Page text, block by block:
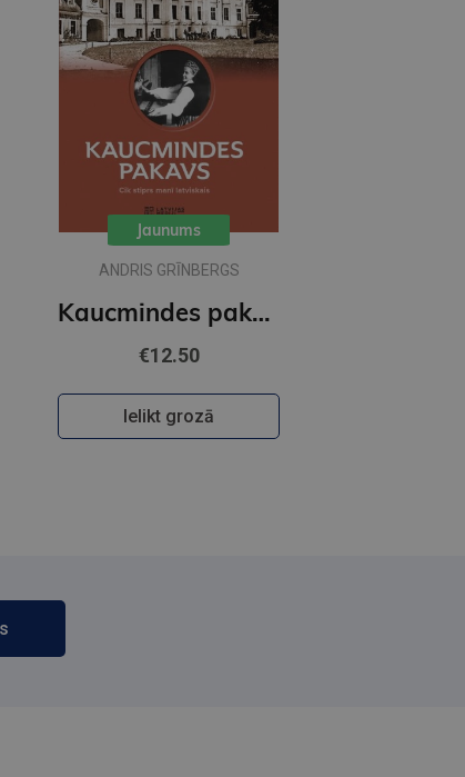
Jaunums
ANDRIS GRĪNBERGS
Kaucmindes pakavs
€12.50
Ielikt grozā